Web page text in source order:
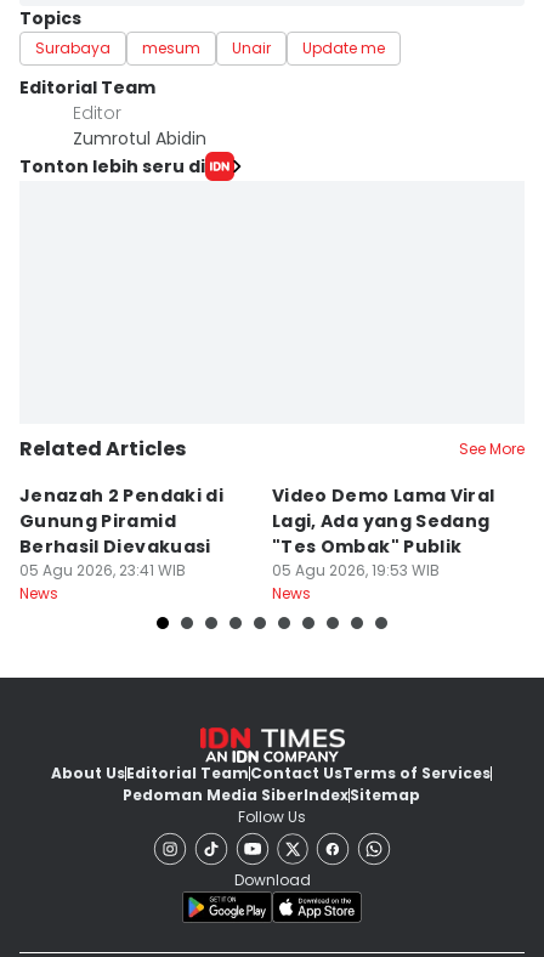
Topics
Surabaya mesum Unair Update me
Editorial Team
Editor
Zumrotul Abidin
Tonton lebih seru di
Related Articles See More
Jenazah 2 Pendaki di
Gunung Piramid
Berhasil Dievakuasi
05 Agu 2026, 23:41 WIB
News
Video Demo Lama Viral
Lagi, Ada yang Sedang
"Tes Ombak" Publik
05 Agu 2026, 19:53 WIB
News
About UsEditorial TeamContact UsTerms of Services
Pedoman Media SiberIndexSitemap
Follow Us
Download